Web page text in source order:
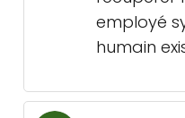
employé
humain